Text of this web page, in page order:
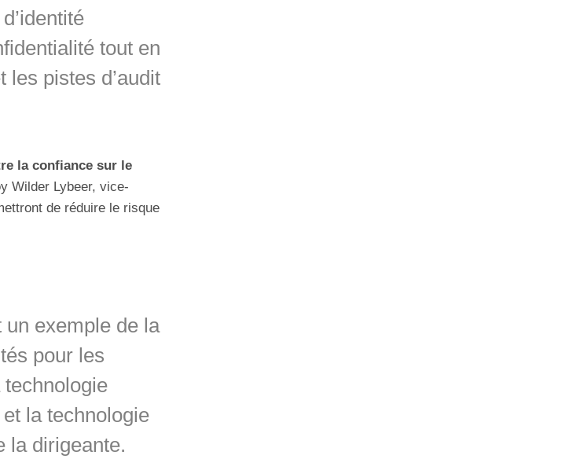
tout en
les pistes d’audit
la confiance sur le
Wilder Lybeer, vice-
de réduire le risque
exemple de la
pour les
la technologie
la dirigeante.